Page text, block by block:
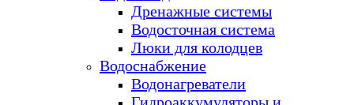
Дренажные системы
Водосточная система
Люки для колодцев
Водоснабжение
Водонагреватели